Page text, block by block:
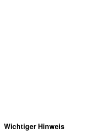
Wichtiger Hinweis